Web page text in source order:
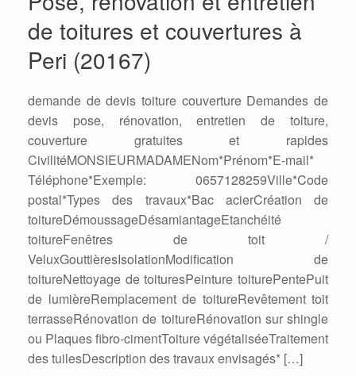
de toitures et couvertures à
Peri (20167)
demande de devis toiture couverture Demandes de
devis pose, rénovation, entretien de toiture,
couverture gratuites et rapides
CivilitéMONSIEURMADAMENom*Prénom*E-mail*
Téléphone*Exemple: 0657128259Ville*Code
postal*Types des travaux*Bac acierCréation de
toitureDémoussageDésamiantageEtanchéité
toitureFenêtres de toit /
VeluxGouttièresIsolationModification de
toitureNettoyage de toituresPeinture toiturePentePuit
de lumièreRemplacement de toitureRevêtement toit
terrasseRénovation de toitureRénovation sur shingle
ou Plaques fibro-cimentToiture végétaliséeTraitement
des tuilesDescription des travaux envisagés* […]